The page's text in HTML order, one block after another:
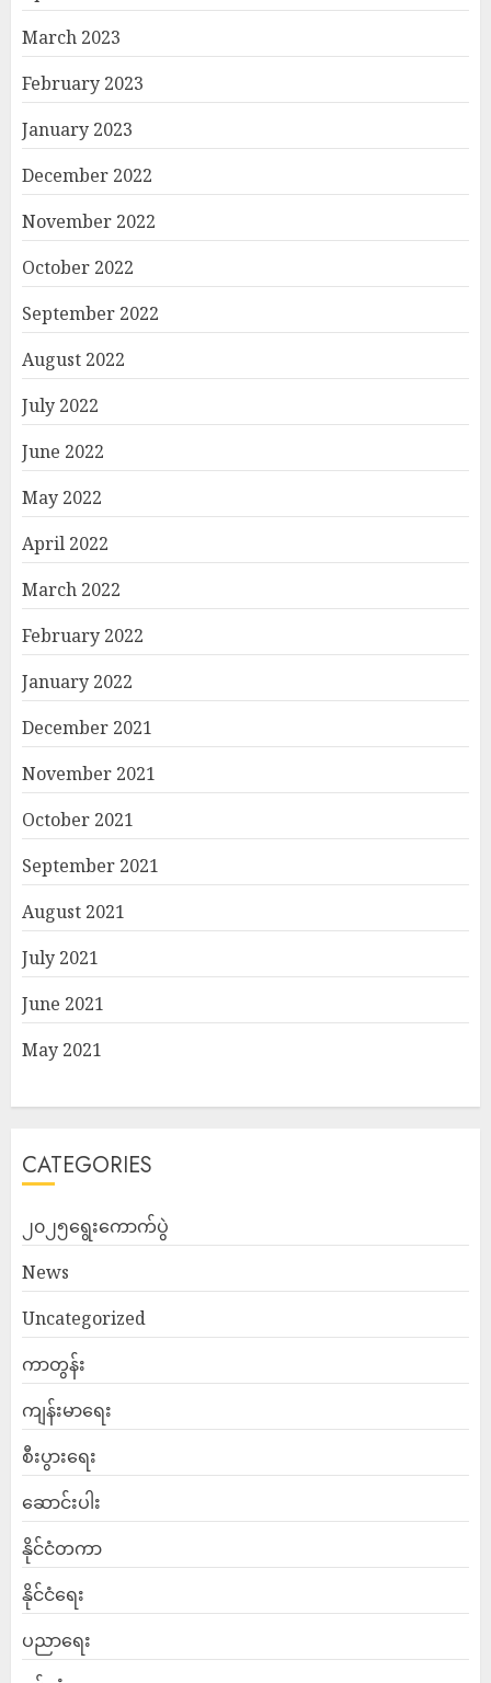
March 2023
February 2023
January 2023
December 2022
November 2022
October 2022
September 2022
August 2022
July 2022
June 2022
May 2022
April 2022
March 2022
February 2022
January 2022
December 2021
November 2021
October 2021
September 2021
August 2021
July 2021
June 2021
May 2021
CATEGORIES
၂၀၂၅ရွေးကောက်ပွဲ
News
Uncategorized
ကာတွန်း
ကျန်းမာရေး
စီးပွားရေး
ဆောင်းပါး
နိုင်ငံတကာ
နိုင်ငံရေး
ပညာရေး